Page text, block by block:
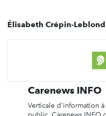
Élisabeth Crépin-Leblond
Carenews INFO
Verticale d'information